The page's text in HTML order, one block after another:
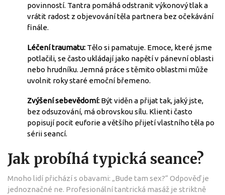
povinností. Tantra pomáhá odstranit výkonový tlak a
vrátit radost z objevování těla partnera bez očekávání
finále.
Léčení traumatu: Tělo si pamatuje. Emoce, které jsme
potlačili, se často ukládají jako napětí v pánevní oblasti
nebo hrudníku. Jemná práce s těmito oblastmi může
uvolnit roky staré emoční břemeno.
Zvýšení sebevědomí: Být viděn a přijat tak, jaký jste,
bez odsuzování, má obrovskou sílu. Klienti často
popisují pocit euforie a většího přijetí vlastního těla po
sérii seancí.
Jak probíhá typická seance?
Mnoho lidí přichází s obavami: „Bude tam sex?“ Odpověď je
jednoznačné ne. Profesionální tantrická masáž je striktně